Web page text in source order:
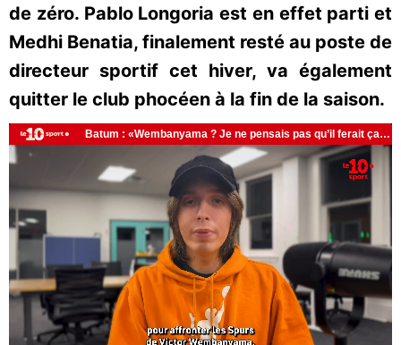
de zéro. Pablo Longoria est en effet parti et
Medhi Benatia, finalement resté au poste de
directeur sportif cet hiver, va également
quitter le club phocéen à la fin de la saison.